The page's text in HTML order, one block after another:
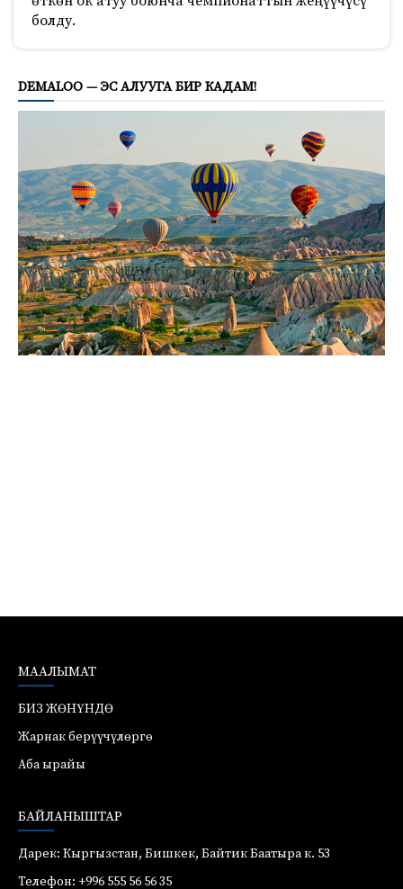
болду.
DEMALOO — ЭС АЛУУГА БИР КАДАМ!
МААЛЫМАТ
БИЗ ЖӨНҮНДӨ
Жарнак берүүчүлөргө
Аба ырайы
БАЙЛАНЫШТАР
Дарек: Кыргызстан, Бишкек, Байтик Баатыра к. 53
Телефон: +996 555 56 56 35